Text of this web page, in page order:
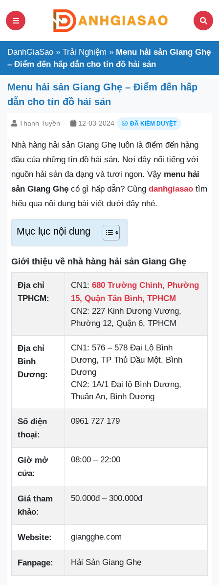
DanhGiaSao » Trải Nghiệm » Menu hải sản Giang Ghẹ
– Điểm đến hấp dẫn cho tín đồ hải sản
Menu hải sản Giang Ghẹ – Điểm đến hấp
dẫn cho tín đồ hải sản
Thanh Tuyền 12-03-2024 ĐÃ KIỂM DUYỆT
Nhà hàng hải sản Giang Ghẹ luôn là điểm đến hàng
đầu của những tín đồ hải sản. Nơi đây nổi tiếng với
nguồn hải sản đa dạng và tươi ngon. Vậy menu hải
sản Giang Ghẹ có gì hấp dẫn? Cùng danhgiasao tìm
hiểu qua nội dung bài viết dưới đây nhé.
Mục lục nội dung
Giới thiệu về nhà hàng hải sản Giang Ghẹ
Địa chỉ
TPHCM:
CN1: 680 Trường Chinh, Phường
15, Quận Tân Bình, TPHCM
CN2: 227 Kinh Dương Vương,
Phường 12, Quận 6, TPHCM
Địa chỉ
Bình
Dương:
CN1: 576 – 578 Đại Lộ Bình
Dương, TP Thủ Dầu Một, Bình
Dương
CN2: 1A/1 Đại lộ Bình Dương,
Thuận An, Bình Dương
Số điện
thoại:
0961 727 179
Giờ mở
cửa:
08:00 – 22:00
Giá tham
khảo:
50.000đ – 300.000đ
Website: giangghe.com
Fanpage: Hải Sản Giang Ghẹ